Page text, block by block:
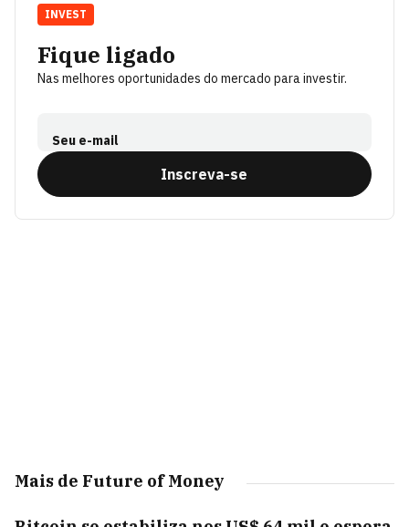
Fique ligado
Nas melhores oportunidades do mercado para investir.
Seu e-mail
Inscreva-se
INVEST
Mais de Future of Money